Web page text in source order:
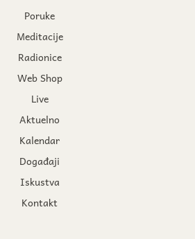
Poruke
Meditacije
Radionice
Web Shop
Live
Aktuelno
Kalendar
Događaji
Iskustva
Kontakt